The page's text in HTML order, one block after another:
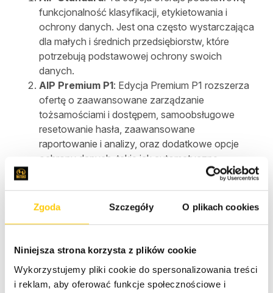
Zgoda Szczegóły O plikach cookies
Niniejsza strona korzysta z plików cookie
Wykorzystujemy pliki cookie do spersonalizowania treści
i reklam, aby oferować funkcje społecznościowe i
funkcjonalność klasyfikacji, etykietowania i
ochrony danych. Jest ona często wystarczająca
dla małych i średnich przedsiębiorstw, które
potrzebują podstawowej ochrony swoich
danych.
AIP Premium P1: Edycja Premium P1 rozszerza
ofertę o zaawansowane zarządzanie
tożsamościami i dostępem, samoobsługowe
resetowanie hasła, zaawansowane
raportowanie i analizy, oraz dodatkowe opcje
ochrony danych, takie jak automatyczne
klasyfikowanie i etykietowanie danych.
AIP Premium P2: Najbardziej zaawansowana
edycja, Premium P2, obejmuje wszystkie funkcje
tożsamości z Azure AD Identity Protection oraz
ochronę danych na podstawie zasad.